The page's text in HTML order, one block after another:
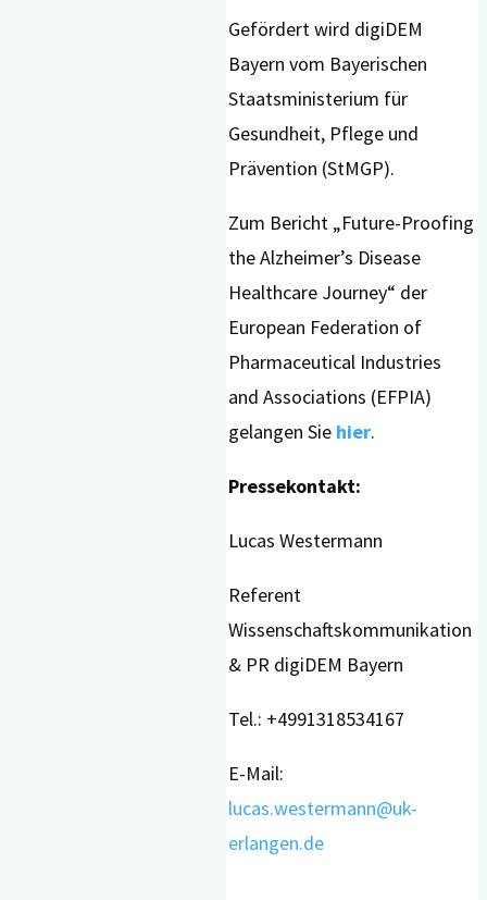
Gefördert wird digiDEM
Bayern vom Bayerischen
Staatsministerium für
Gesundheit, Pflege und
Prävention (StMGP).
Zum Bericht „Future-Proofing
the Alzheimer’s Disease
Healthcare Journey“ der
European Federation of
Pharmaceutical Industries
and Associations (EFPIA)
gelangen Sie hier.
Pressekontakt:
Lucas Westermann
Referent
Wissenschaftskommunikation
& PR digiDEM Bayern
Tel.: +4991318534167
E-Mail:
lucas.westermann@uk-
erlangen.de